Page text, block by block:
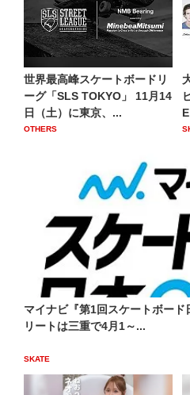
世界最高峰スケートボードリ
ーグ「SLS TOKYO」 11月14
日（土）に東京、...
OTHERS
マイナビ『第1回スケートボード
リートは三重で4月1～...
SKATE